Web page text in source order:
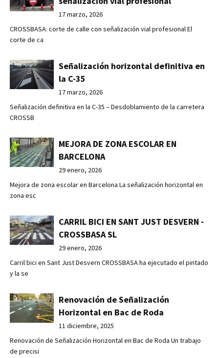
17 marzo, 2026
CROSSBASA: corte de calle con señalización vial profesional El
corte de ca
Señalización horizontal definitiva en
la C-35
17 marzo, 2026
Señalización definitiva en la C-35 – Desdoblamiento de la carretera
CROSSB
MEJORA DE ZONA ESCOLAR EN
BARCELONA
29 enero, 2026
Mejora de zona escolar en Barcelona La señalización horizontal en
zona esc
CARRIL BICI EN SANT JUST DESVERN -
CROSSBASA SL
29 enero, 2026
Carril bici en Sant Just Desvern CROSSBASA ha ejecutado el pintado
y la se
Renovación de Señalización
Horizontal en Bac de Roda
11 diciembre, 2025
Renovación de Señalización Horizontal en Bac de Roda Un trabajo
de precisi